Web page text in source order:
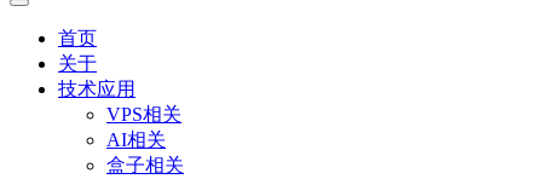
首页
关于
技术应用
VPS相关
AI相关
盒子相关